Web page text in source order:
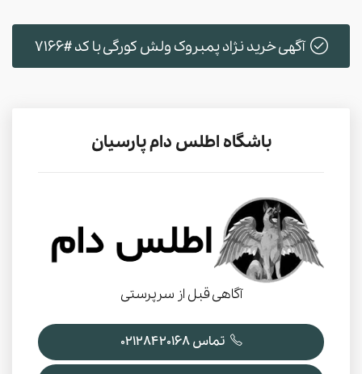
آگهی خرید نژاد پمبروک ولش کورگی با کد #7166
باشگاه اطلس دام پارسیان
آگاهی قبل از سرپرستی
تماس 02128420168